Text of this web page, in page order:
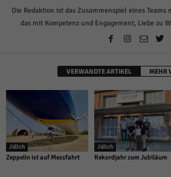
Die Redaktion ist das Zusammenspiel eines Teams
das mit Kompetenz und Engagement, Liebe zu
VERWANDTE ARTIKEL MEHR
Jülich
Zeppelin ist auf Messfahrt
Jülich
Rekordjahr zum Jubiläum